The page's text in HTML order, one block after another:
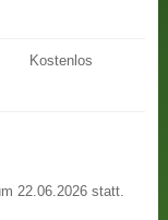
Kostenlos
22.06.2026 statt.